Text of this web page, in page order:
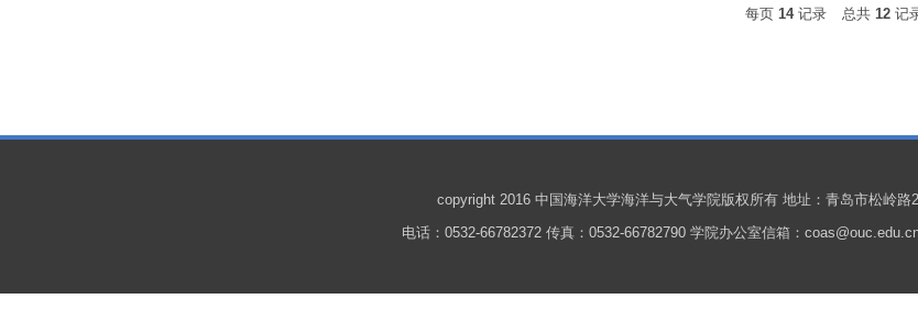
每页 14记录 总共 12 记
copyright 2016 中国海洋大学海洋与大气学院版权所有 地址：青岛市松岭路
电话：0532-66782372 传真：0532-66782790 学院办公室信箱：